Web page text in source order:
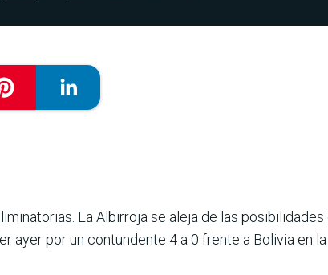
La Albirroja se aleja de las
ayer por un contun­dente 4 a 0 frente a Bolivia en la